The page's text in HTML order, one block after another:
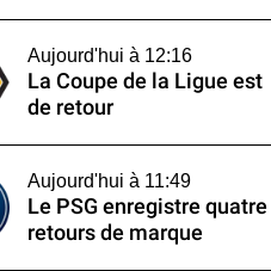
Aujourd'hui à 12:16
La Coupe de la Ligue est
de retour
Aujourd'hui à 11:49
Le PSG enregistre quatre
retours de marque